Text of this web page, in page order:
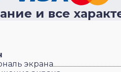
и все
экрана